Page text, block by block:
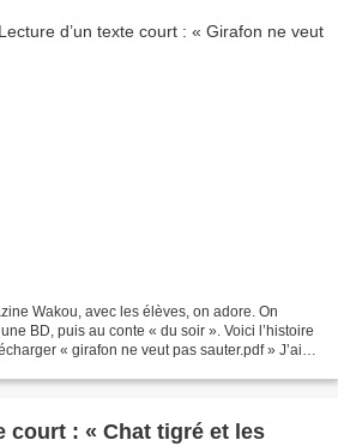
Wakou, avec les élèves, on adore. On
BD, puis au conte « du soir ». Voici l’histoire
« girafon ne veut pas sauter.pdf » J’ai
court : « Chat tigré et les